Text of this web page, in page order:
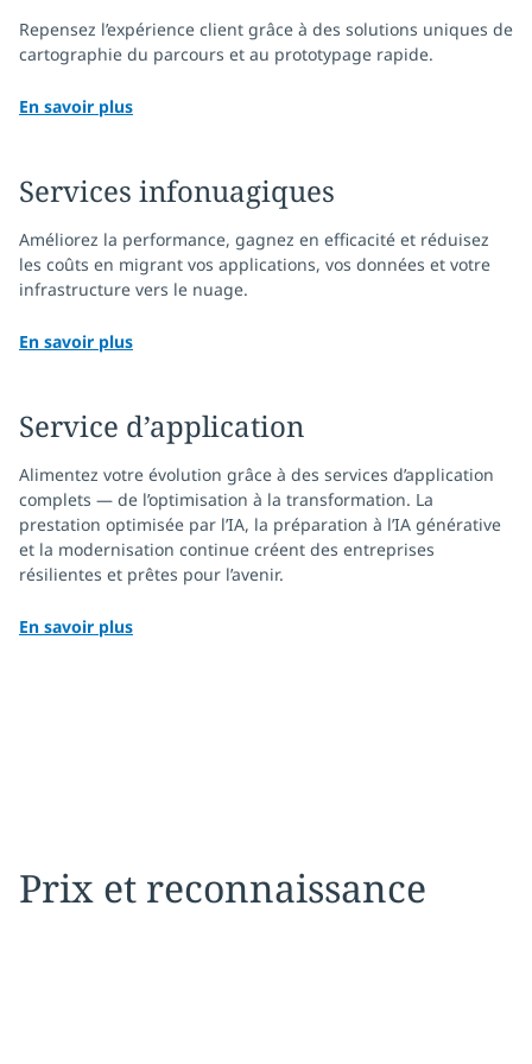
Repensez l’expérience client grâce à des solutions uniques de
cartographie du parcours et au prototypage rapide.
En savoir plus
Services infonuagiques
Améliorez la performance, gagnez en efficacité et réduisez
les coûts en migrant vos applications, vos données et votre
infrastructure vers le nuage.
En savoir plus
Service d’application
Alimentez votre évolution grâce à des services d’application
complets — de l’optimisation à la transformation. La
prestation optimisée par l’IA, la préparation à l’IA générative
et la modernisation continue créent des entreprises
résilientes et prêtes pour l’avenir.
En savoir plus
Prix et reconnaissance